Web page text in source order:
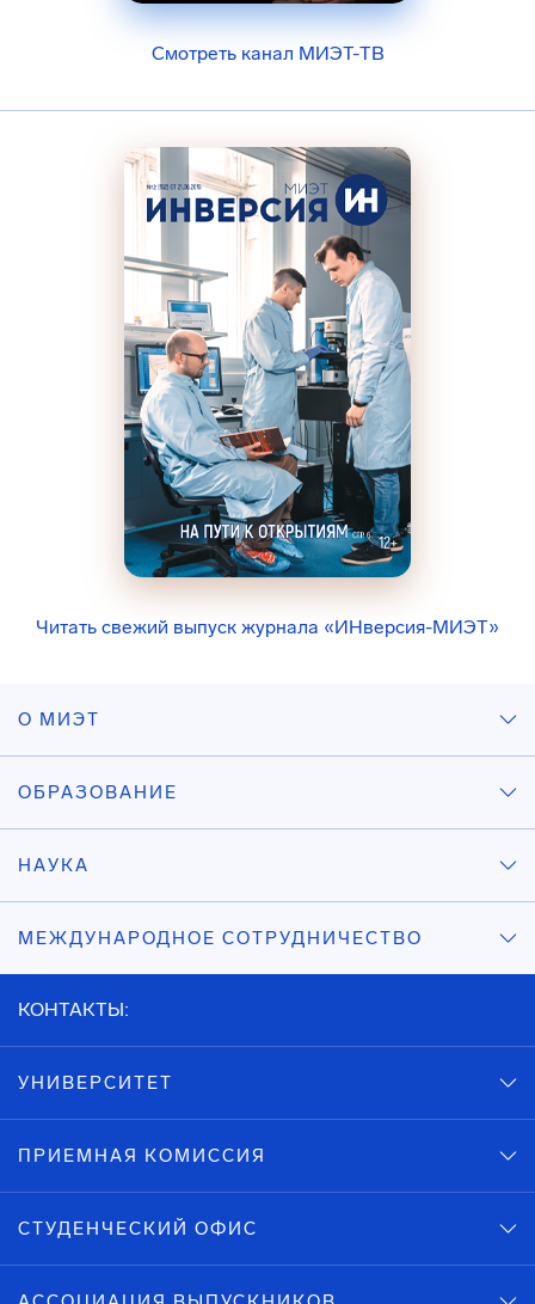
Смотреть канал МИЭТ-ТВ
Читать свежий выпуск журнала «ИНверсия-МИЭТ»
О МИЭТ
ОБРАЗОВАНИЕ
НАУКА
МЕЖДУНАРОДНОЕ СОТРУДНИЧЕСТВО
КОНТАКТЫ:
УНИВЕРСИТЕТ
ПРИЕМНАЯ КОМИССИЯ
СТУДЕНЧЕСКИЙ ОФИС